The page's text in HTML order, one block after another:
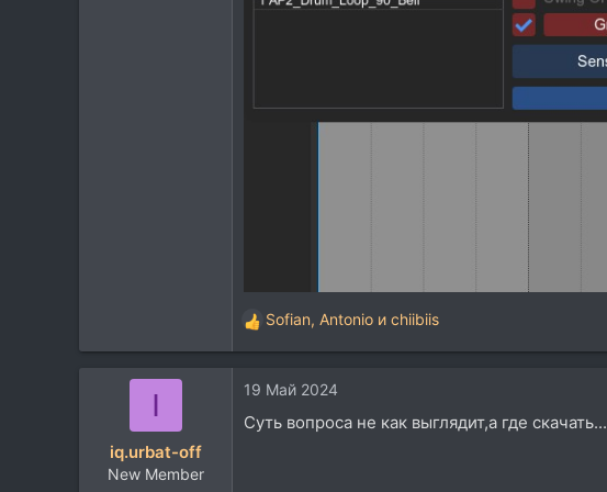
Р
е
к
и
Sofian, Antonio и chiibiis
I
iq.urbat-off
New Member
19 Май 2024
Суть вопроса не как выглядит,а где скачать...